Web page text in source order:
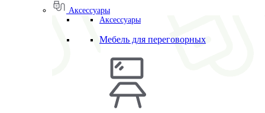
Аксессуары
Аксессуары
Мебель для переговорных